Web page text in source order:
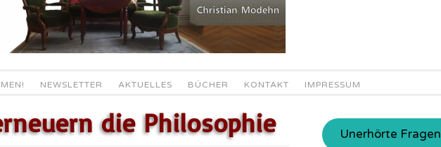
NEWSLETTER AKTUELLES BÜCHER KONTAKT IMPRESSUM
die Philosophie Unerhörte Fragen